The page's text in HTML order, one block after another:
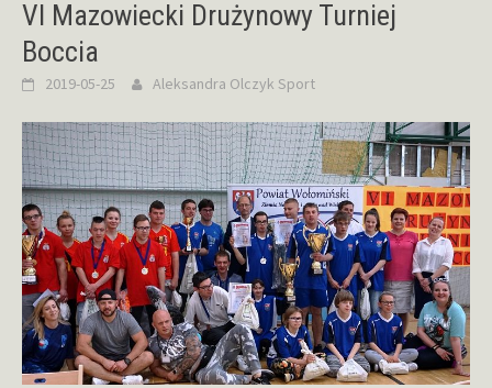
VI Mazowiecki Drużynowy Turniej
Boccia
2019-05-25 Aleksandra Olczyk Sport